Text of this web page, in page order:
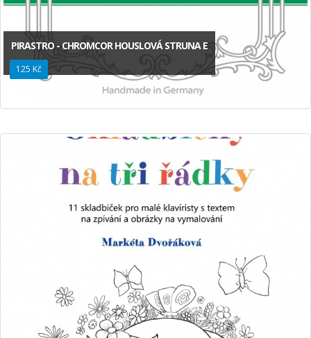
PIRASTRO - CHROMCOR HOUSLOVÁ STRUNA E
125 Kč